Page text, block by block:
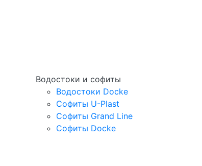
Водостоки и софиты
Водостоки Docke
Софиты U-Plast
Софиты Grand Line
Софиты Docke